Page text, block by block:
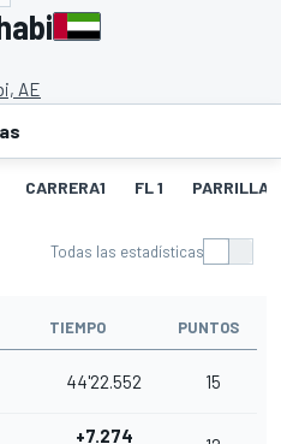
AE
CARRERA1 FL 1 PARRILLA
Todas las estadísticas
TIEMPO PUNTOS
44'22.552 15
+7.274